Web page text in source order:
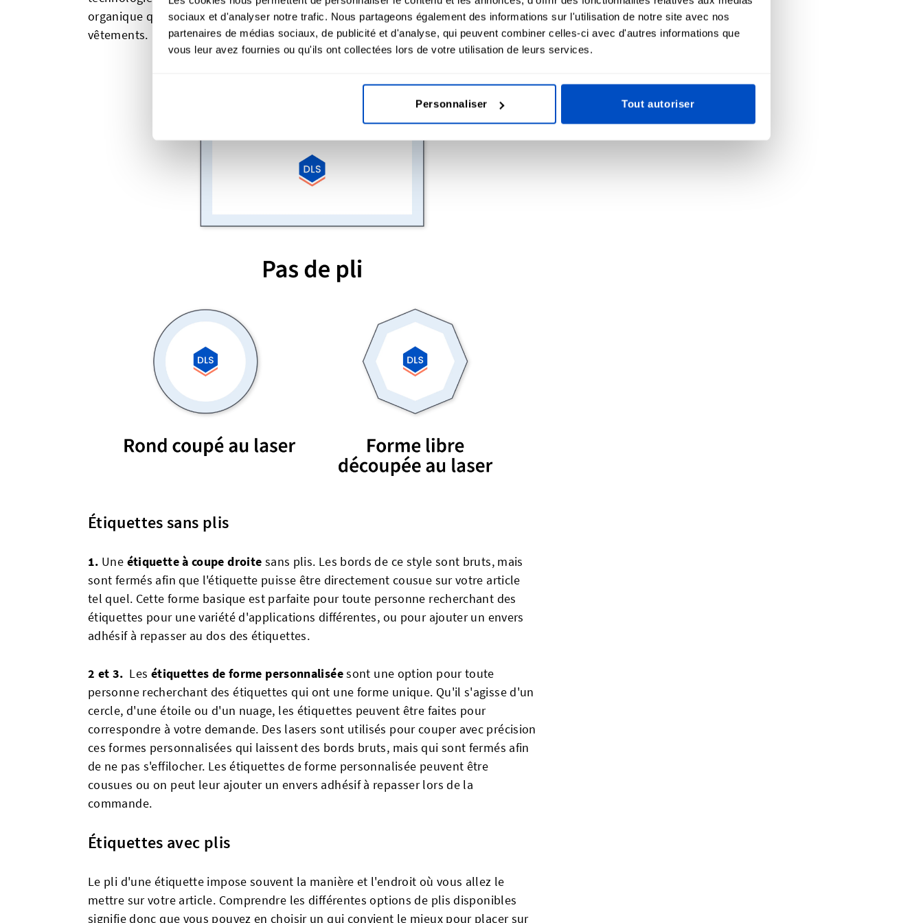
sociaux et d'analyser notre trafic. Nous partageons également des informations sur l'utilisation de notre site avec nos
partenaires de médias sociaux, de publicité et d'analyse, qui peuvent combiner celles-ci avec d'autres informations que
vous leur avez fournies ou qu'ils ont collectées lors de votre utilisation de leurs services.
Personnaliser Tout autoriser
organique que vous ne verrez peut-être pas normalement sur des étiquettes de
vêtements.
Étiquettes sans plis
1. Une étiquette à coupe droite sans plis. Les bords de ce style sont bruts, mais
sont fermés afin que l'étiquette puisse être directement cousue sur votre article
tel quel. Cette forme basique est parfaite pour toute personne recherchant des
étiquettes pour une variété d'applications différentes, ou pour ajouter un envers
adhésif à repasser au dos des étiquettes.
2 et 3. Les étiquettes de forme personnaliséesont une option pour toute
personne recherchant des étiquettes qui ont une forme unique. Qu'il s'agisse d'un
cercle, d'une étoile ou d'un nuage, les étiquettes peuvent être faites pour
correspondre à votre demande. Des lasers sont utilisés pour couper avec précision
ces formes personnalisées qui laissent des bords bruts, mais qui sont fermés afin
de ne pas s'effilocher. Les étiquettes de forme personnalisée peuvent être
cousues ou on peut leur ajouter un envers adhésif à repasser lors de la
commande.
Étiquettes avec plis
Le pli d'une étiquette impose souvent la manière et l'endroit où vous allez le
mettre sur votre article. Comprendre les différentes options de plis disponibles
signifie donc que vous pouvez en choisir un qui convient le mieux pour placer sur